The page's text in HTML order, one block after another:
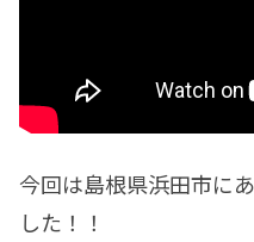
今回は島根県浜田市に
した！！